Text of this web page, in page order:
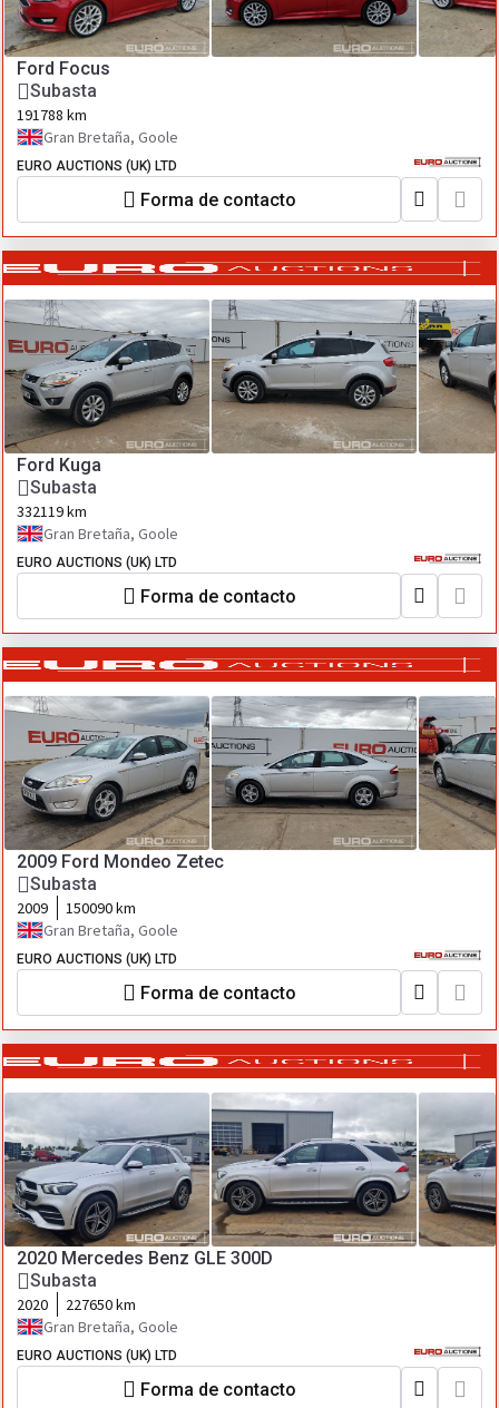
Ford Focus
Subasta
191788 km
Gran Bretaña, Goole
EURO AUCTIONS (UK) LTD
Forma de contacto
Ford Kuga
Subasta
332119 km
Gran Bretaña, Goole
EURO AUCTIONS (UK) LTD
Forma de contacto
2009 Ford Mondeo Zetec
Subasta
2009
150090 km
Gran Bretaña, Goole
EURO AUCTIONS (UK) LTD
Forma de contacto
2020 Mercedes Benz GLE 300D
Subasta
2020
227650 km
Gran Bretaña, Goole
EURO AUCTIONS (UK) LTD
Forma de contacto